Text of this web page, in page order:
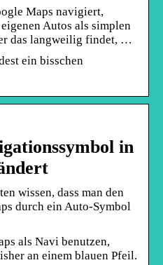
Maps navigiert,
Autos als simplen
das langweilig findet, …
ein bisschen
in
wissen, dass man den
durch ein Auto-Symbol
als Navi benutzen,
an einem blauen Pfeil.